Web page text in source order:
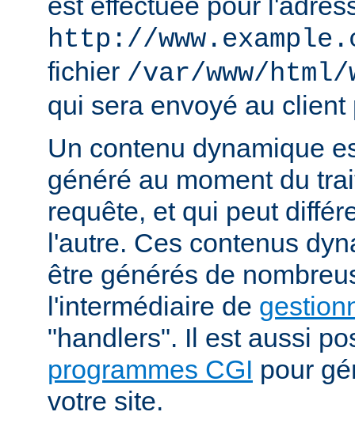
http://
fichier /var/www/
qui sera envoyé au client
Un contenu dynamique
généré au moment du
requête, et qui peut
l'autre. Ces contenus
être générés de
l'intermédiaire de
"handlers". Il est aussi
programmes CGI pour
votre site.